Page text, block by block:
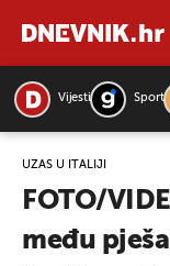
Vijesti Sport
UŽAS U ITALIJI
FOTO/
među
PRETRAŽITE VIJESTI